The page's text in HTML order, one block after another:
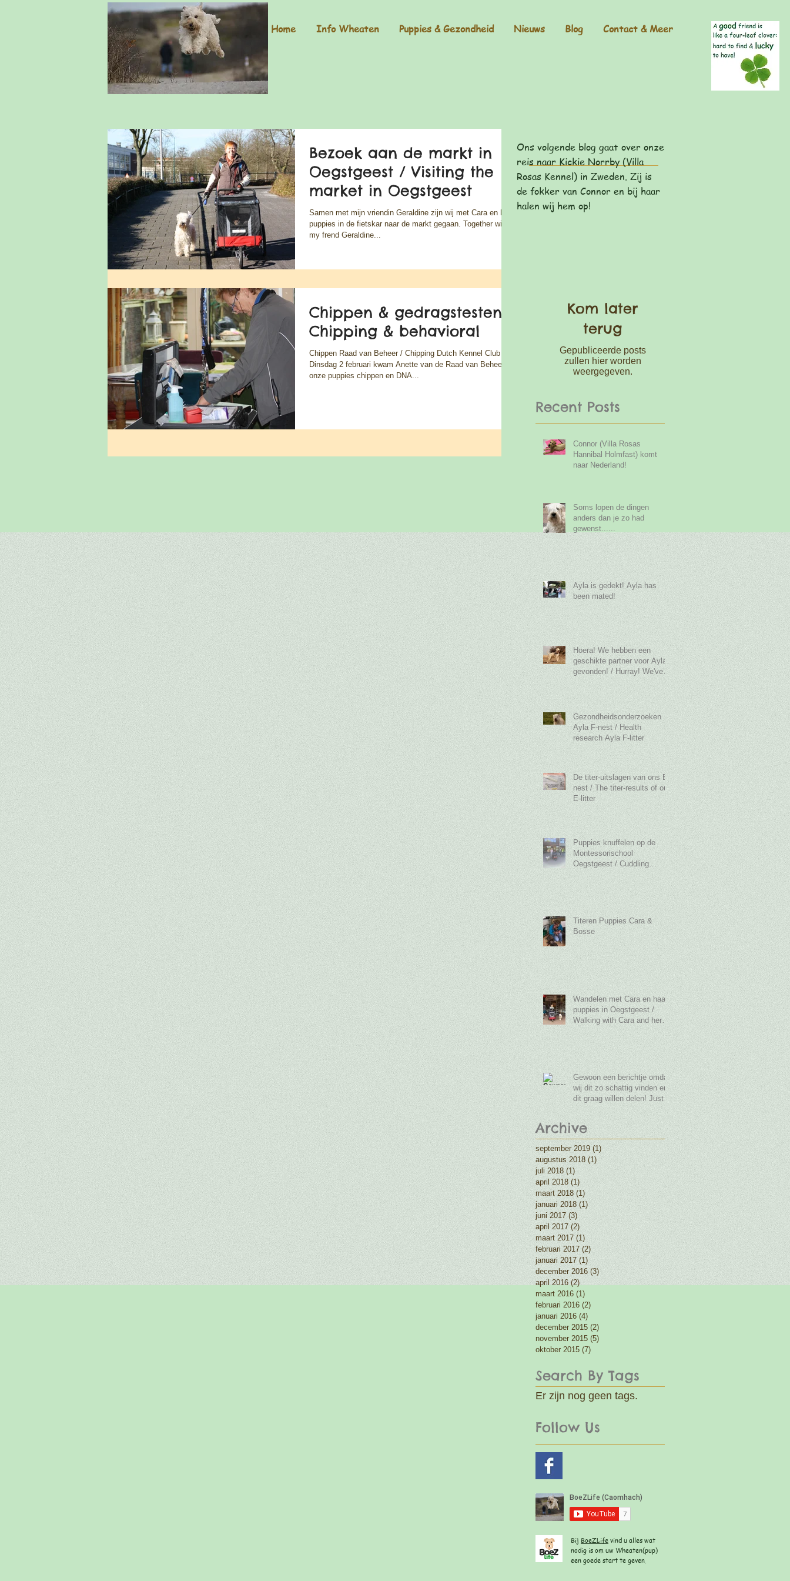
Home Info Wheaten Puppies & Gezondheid Nieuws Blog Contact & Meer
Bezoek aan de markt in
Oegstgeest / Visiting the
market in Oegstgeest
Samen met mijn vriendin Geraldine zijn wij met Cara en haar
puppies in de fietskar naar de markt gegaan. Together with
my frend Geraldine...
Chippen & gedragstesten
Chipping & behavioral
Chippen Raad van Beheer / Chipping Dutch Kennel Club
Dinsdag 2 februari kwam Anette van de Raad van Beheer,
onze puppies chippen en DNA...
Ons volgende blog gaat over onze
reis naar Kickie Norrby (Villa
Rosas Kennel) in Zweden. Zij is
de fokker van Connor en bij haar
halen wij hem op!
Recent Posts
Kom later
terug
Gepubliceerde posts
zullen hier worden
weergegeven.
Connor (Villa Rosas
Hannibal Holmfast) komt
naar Nederland!
Soms lopen de dingen
anders dan je zo had
gewenst......
Ayla is gedekt! Ayla has
been mated!
Hoera! We hebben een
geschikte partner voor Ayla
gevonden! / Hurray! We've
found a suitable part
Gezondheidsonderzoeken
Ayla F-nest / Health
research Ayla F-litter
De titer-uitslagen van ons E-
nest / The titer-results of out
E-litter
Puppies knuffelen op de
Montessorischool
Oegstgeest / Cuddling
Puppies at the
Montessorischool Oegst
Titeren Puppies Cara &
Bosse
Wandelen met Cara en haar
puppies in Oegstgeest /
Walking with Cara and her
puppies in Oegstgeest
Gewoon een berichtje omdat
wij dit zo schattig vinden en
dit graag willen delen! Just a
post because
Archive
september 2019 (1) 1 post
augustus 2018 (1)1 post
juli 2018 (1)1 post
april 2018 (1)1 post
maart 2018 (1) 1 post
januari 2018 (1)1 post
juni 2017 (3)3 posts
april 2017 (2) 2 posts
maart 2017 (1) 1 post
februari 2017 (2) 2 posts
januari 2017 (1) 1 post
december 2016 (3)3 posts
april 2016 (2) 2 posts
maart 2016 (1)
februari 2016 (2)
januari 2016 (4)
december 2015 (2)
november 2015 (5)
oktober 2015 (7)
Search By Tags
Er zijn nog geen tags.
Follow Us
Bij BoeZLife vind u alles wat
nodig is om uw Wheaten(pup)
een goede start te geven.